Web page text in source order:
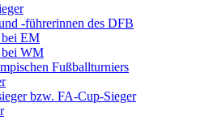
-führerinnen des DFB
bei EM
bei WM
Fußballturniers
bzw. FA-Cup-Sieger